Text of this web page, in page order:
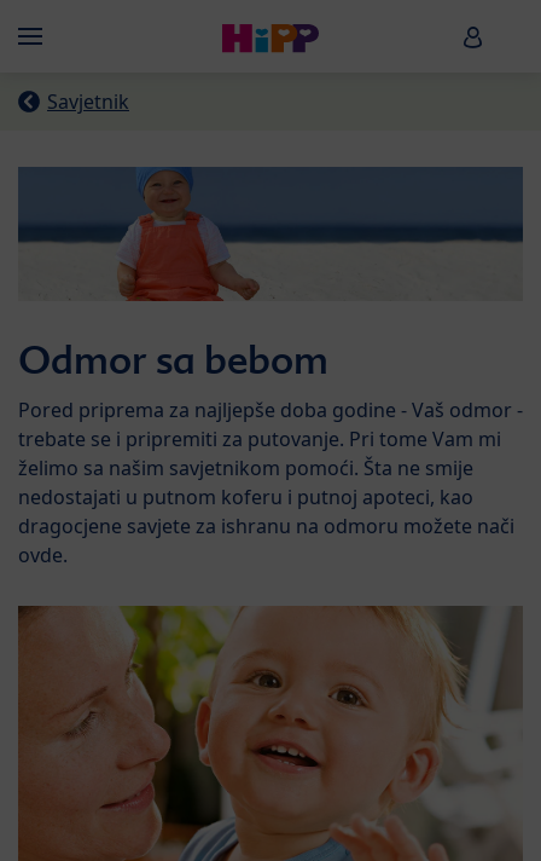
Menü HiPP
Savjetnik
Odmor sa bebom
Pored priprema za najljepše doba godine - Vaš odmor -
trebate se i pripremiti za putovanje. Pri tome Vam mi
želimo sa našim savjetnikom pomoći. Šta ne smije
nedostajati u putnom koferu i putnoj apoteci, kao
dragocjene savjete za ishranu na odmoru možete nači
ovde.